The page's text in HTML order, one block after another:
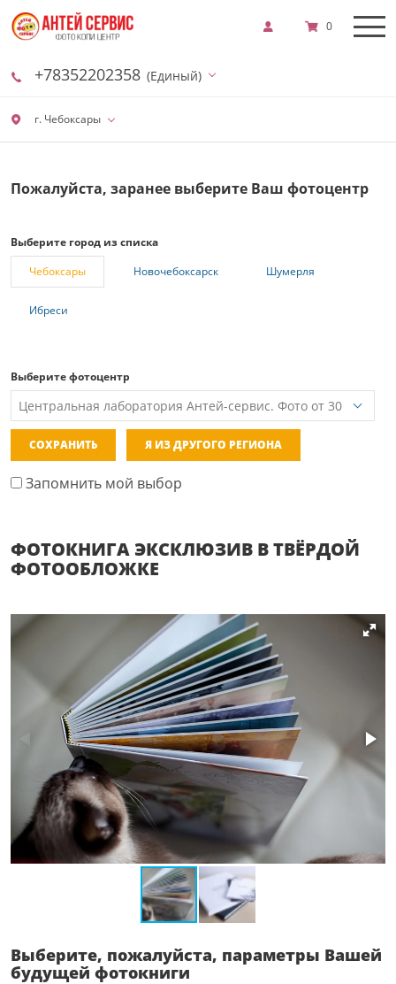
г. Чебоксары
+78352202358 (Единый)
0
Пожалуйста, заранее выберите Ваш фотоцентр
Выберите город из списка
Чебоксары
Новочебоксарск Шумерля
Ибреси
Выберите фотоцентр
СОХРАНИТЬ Я ИЗ ДРУГОГО РЕГИОНА
Запомнить мой выбор
ФОТОКНИГА ЭКСКЛЮЗИВ В ТВЁРДОЙ
ФОТООБЛОЖКЕ
Выберите, пожалуйста, параметры Вашей
будущей фотокниги